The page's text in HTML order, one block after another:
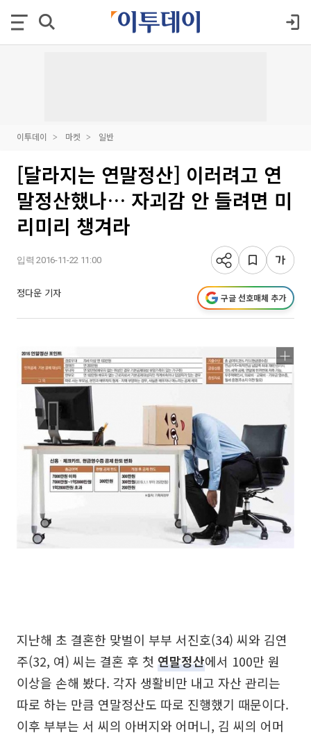
이투데이 마켓 일반
[달라지는 연말정산] 이러려고 연
말정산했나… 자괴감 안 들려면 미
리미리 챙겨라
입력 2016-11-22 11:00
정다운 기자 구글 선호매체 추가
지난해 초 결혼한 맞벌이 부부 서진호(34) 씨와 김연
주(32, 여) 씨는 결혼 후 첫 연말정산에서 100만 원
이상을 손해 봤다. 각자 생활비만 내고 자산 관리는
따로 하는 만큼 연말정산도 따로 진행했기 때문이다.
이후 부부는 서 씨의 아버지와 어머니, 김 씨의 어머